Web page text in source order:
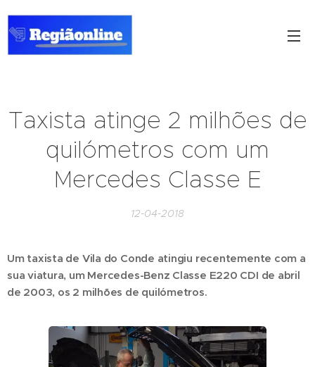
Taxista atinge 2 milhões de
quilómetros com um
Mercedes Classe E
12-04-2018
Um taxista de Vila do Conde atingiu recentemente com a
sua viatura, um Mercedes-Benz Classe E220 CDI de abril
de 2003, os 2 milhões de quilómetros.